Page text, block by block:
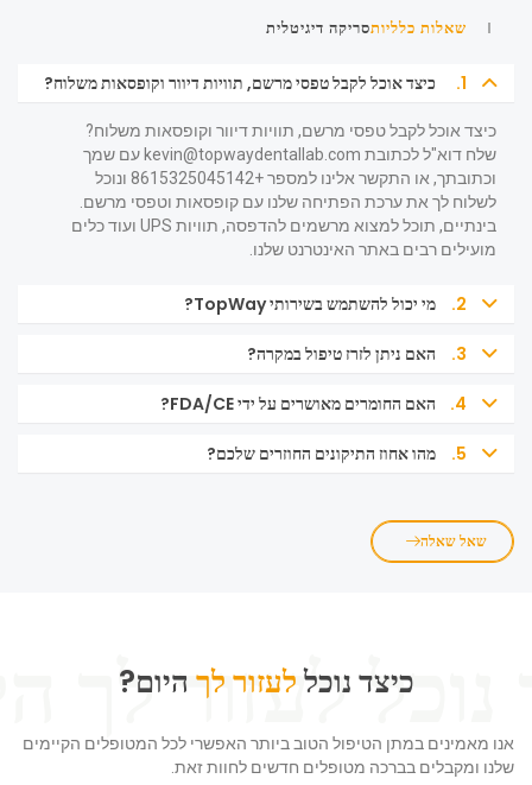
שאלות כלליותסריקה דיגיטלית
1. כיצד אוכל לקבל טפסי מרשם, תוויות דיוור וקופסאות משלוח?
כיצד אוכל לקבל טפסי מרשם, תוויות דיוור וקופסאות משלוח?
שלח דוא"ל לכתובת kevin@topwaydentallab.com עם שמך
וכתובתך, או התקשר אלינו למספר +8615325045142 ונוכל
לשלוח לך את ערכת הפתיחה שלנו עם קופסאות וטפסי מרשם.
בינתיים, תוכל למצוא מרשמים להדפסה, תוויות UPS ועוד כלים
מועילים רבים באתר האינטרנט שלנו.
2. מי יכול להשתמש בשירותי TopWay?
3. האם ניתן לזרז טיפול במקרה?
4. האם החומרים מאושרים על ידי FDA/CE?
5. מהו אחוז התיקונים החוזרים שלכם?
שאל שאלה
כיצד נוכללעזור לךהיום?
אנו מאמינים במתן הטיפול הטוב ביותר האפשרי לכל המטופלים הקיימים
שלנו ומקבלים בברכה מטופלים חדשים לחוות זאת.